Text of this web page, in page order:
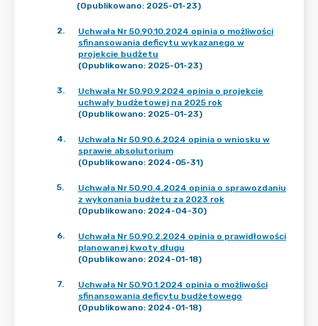
(Opublikowano: 2025-01-23)
2.
Uchwała Nr 50.90.10.2024 opinia o możliwości
sfinansowania deficytu wykazanego w
projekcie budżetu
(Opublikowano: 2025-01-23)
3.
Uchwała Nr 50.90.9.2024 opinia o projekcie
uchwały budżetowej na 2025 rok
(Opublikowano: 2025-01-23)
4.
Uchwała Nr 50.90.6.2024 opinia o wniosku w
sprawie absolutorium
(Opublikowano: 2024-05-31)
5.
Uchwała Nr 50.90.4.2024 opinia o sprawozdaniu
z wykonania budżetu za 2023 rok
(Opublikowano: 2024-04-30)
6.
Uchwała Nr 50.90.2.2024 opinia o prawidłowości
planowanej kwoty długu
(Opublikowano: 2024-01-18)
7.
Uchwała Nr 50.90.1.2024 opinia o możliwości
sfinansowania deficytu budżetowego
(Opublikowano: 2024-01-18)